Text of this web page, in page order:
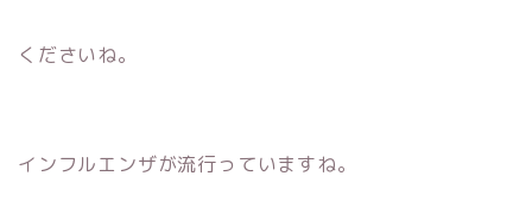
くださいね。
インフルエンザが流行っていますね。